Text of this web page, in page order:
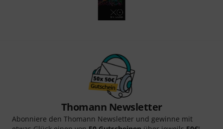
Thomann Newsletter
Abonniere den Thomann Newsletter und gewinne mit